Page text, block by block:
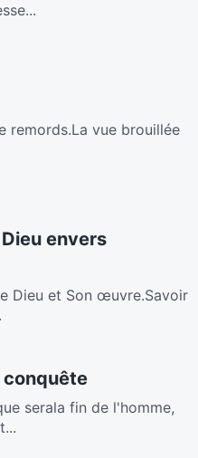
remords.La vue brouillée
envers
Dieu et Son œuvre.Savoir
serala fin de l'homme,